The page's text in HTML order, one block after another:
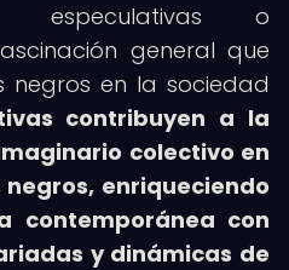
especulativas o
general que
negros en la sociedad
contribuyen a la
colectivo en
enriqueciendo
contemporánea con
y dinámicas de